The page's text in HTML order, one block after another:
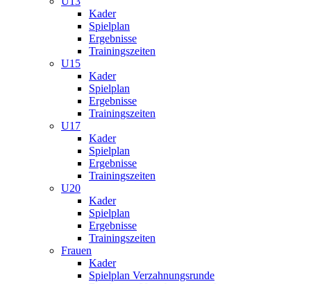
Kader
Spielplan
Ergebnisse
Trainingszeiten
U15
Kader
Spielplan
Ergebnisse
Trainingszeiten
U17
Kader
Spielplan
Ergebnisse
Trainingszeiten
U20
Kader
Spielplan
Ergebnisse
Trainingszeiten
Frauen
Kader
Spielplan Verzahnungsrunde